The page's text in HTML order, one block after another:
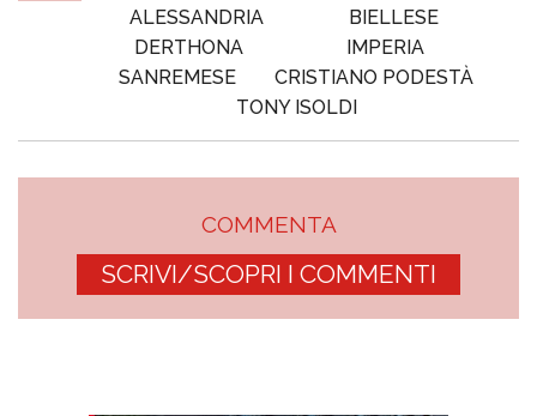
ALESSANDRIA
BIELLESE
DERTHONA
IMPERIA
SANREMESE
CRISTIANO PODESTÀ
TONY ISOLDI
COMMENTA
SCRIVI/SCOPRI I COMMENTI